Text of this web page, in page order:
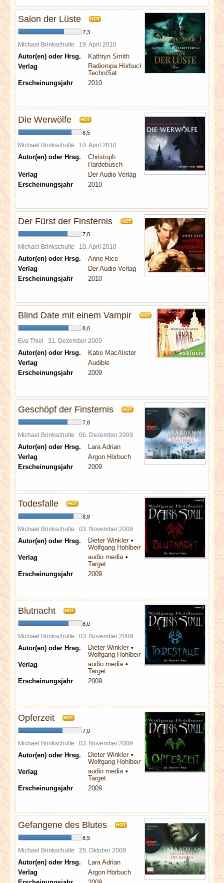
Salon der Lüste HOT
7,3
Michael Brinkschulte 19. April 2010
Autor(en) oder Hrsg.
Kathryn Smith
Verlag
Radioropa Hörbuch
TechniSat
Erscheinungsjahr
2010
Die Werwölfe HOT
8,5
Michael Brinkschulte 10. April 2010
Autor(en) oder Hrsg.
Christoph
Hardebusch
Verlag
Der Audio Verlag
Erscheinungsjahr
2010
Der Fürst der Finsternis HOT
7,8
Michael Brinkschulte 10. April 2010
Autor(en) oder Hrsg.
Anne Rice
Verlag
Der Audio Verlag
Erscheinungsjahr
2010
Blind Date mit einem Vampir HOT
8,0
Eva Thiel 31. Dezember 2009
Autor(en) oder Hrsg.
Katie MacAlister
Verlag
Audible
Erscheinungsjahr
2009
Geschöpf der Finsternis HOT
7,8
Michael Brinkschulte 06. Dezember 2009
Autor(en) oder Hrsg.
Lara Adrian
Verlag
Argon Hörbuch
Erscheinungsjahr
2009
Todesfalle HOT
8,8
Michael Brinkschulte 03. November 2009
Autor(en) oder Hrsg.
Dieter Winkler
Wolfgang Hohlbein
Verlag
audio media
Target
Erscheinungsjahr
2009
Blutnacht HOT
8,0
Michael Brinkschulte 03. November 2009
Autor(en) oder Hrsg.
Dieter Winkler
Wolfgang Hohlbein
Verlag
audio media
Target
Erscheinungsjahr
2009
Opferzeit HOT
7,0
Michael Brinkschulte 03. November 2009
Autor(en) oder Hrsg.
Dieter Winkler
Wolfgang Hohlbein
Verlag
audio media
Target
Erscheinungsjahr
2009
Gefangene des Blutes HOT
8,5
Michael Brinkschulte 25. Oktober 2009
Autor(en) oder Hrsg.
Lara Adrian
Verlag
Argon Hörbuch